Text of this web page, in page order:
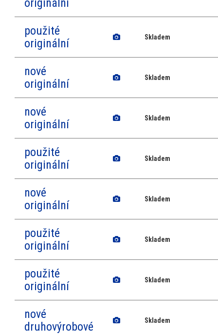
originální
použité
originální
Skladem
nové
originální
Skladem
nové
originální
Skladem
použité
originální
Skladem
nové
originální
Skladem
použité
originální
Skladem
použité
originální
Skladem
nové
druhovýrobové
Skladem